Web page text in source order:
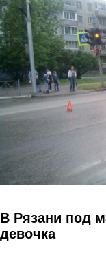
Перейти к основному
В Рязани под
девочка